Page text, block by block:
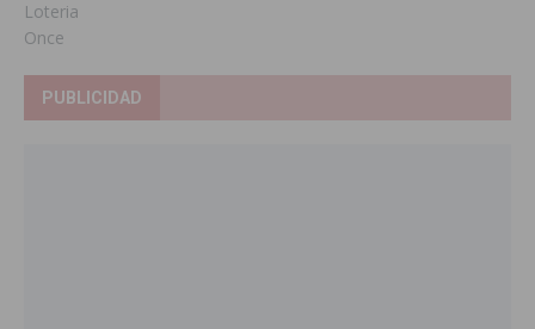
Loteria
Once
PUBLICIDAD